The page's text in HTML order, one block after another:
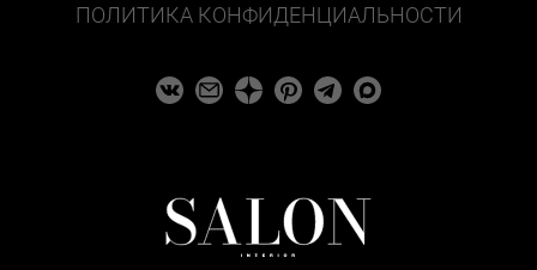
ПОЛИТИКА КОНФИДЕНЦИАЛЬНОСТИ